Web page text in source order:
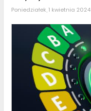
Poniedziałek, 1 kwietnia 2024